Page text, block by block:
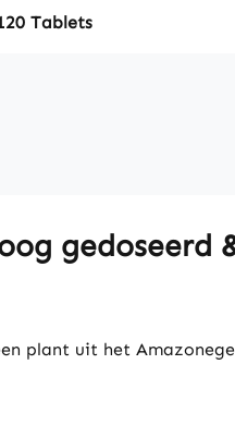
Tablets
gedoseerd
plant uit het